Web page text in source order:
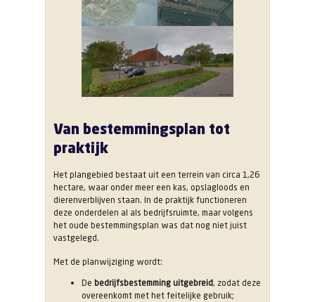
Van bestemmingsplan tot
praktijk
Het plangebied bestaat uit een terrein van circa 1,26
hectare, waar onder meer een kas, opslagloods en
dierenverblijven staan. In de praktijk functioneren
deze onderdelen al als bedrijfsruimte, maar volgens
het oude bestemmingsplan was dat nog niet juist
vastgelegd.
Met de planwijziging wordt:
De bedrijfsbestemming uitgebreid, zodat deze
overeenkomt met het feitelijke gebruik;